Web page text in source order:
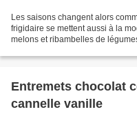
Les saisons changent alors
frigidaire se mettent aussi à la
melons et ribambelles de
Entremets chocolat
cannelle vanille